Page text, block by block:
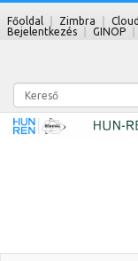
Főoldal Zimbra Cloud
Bejelentkezés
GINOP
Kereső